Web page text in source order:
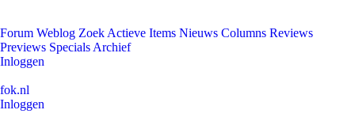
Forum Weblog Zoek Actieve Items Nieuws Columns Reviews
Previews Specials Archief
Inloggen
fok.nl
Inloggen